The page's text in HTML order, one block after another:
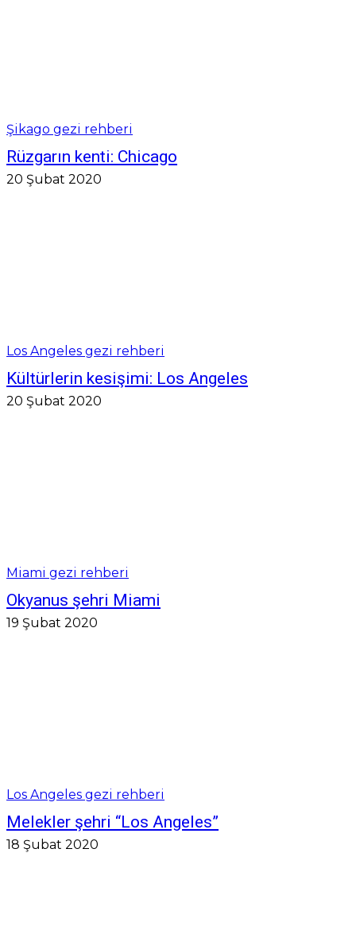
Şikago gezi rehberi
Rüzgarın kenti: Chicago
20 Şubat 2020
Los Angeles gezi rehberi
Kültürlerin kesişimi: Los Angeles
20 Şubat 2020
Miami gezi rehberi
Okyanus şehri Miami
19 Şubat 2020
Los Angeles gezi rehberi
Melekler şehri “Los Angeles”
18 Şubat 2020